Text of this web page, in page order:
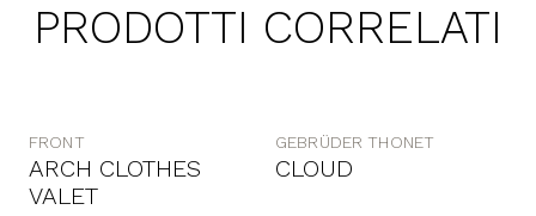
PRODOTTI CORRELATI
FRONT
ARCH CLOTHES
VALET
GEBRÜDER THONET
CLOUD